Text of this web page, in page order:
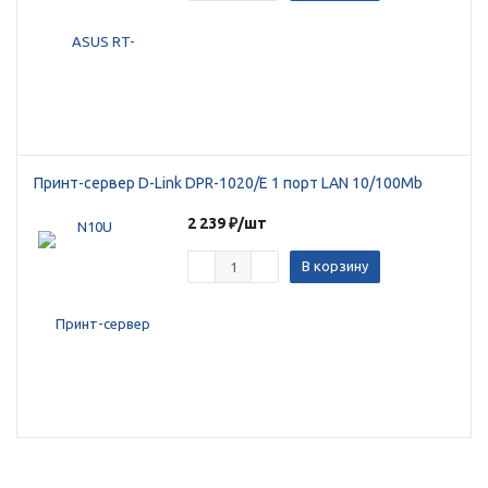
Принт-сервер D-Link DPR-1020/E 1 порт LAN 10/100Mb
2 239₽/шт
В корзину